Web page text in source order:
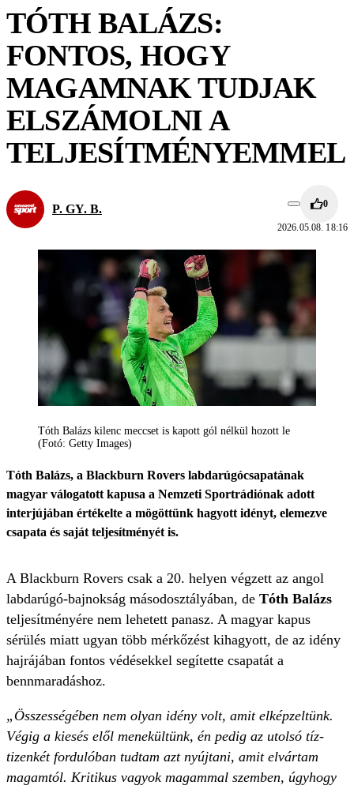
TÓTH BALÁZS:
FONTOS, HOGY
MAGAMNAK TUDJAK
ELSZÁMOLNI A
TELJESÍTMÉNYEMMEL
P. GY. B. 0
2026.05.08. 18:16
Tóth Balázs kilenc meccset is kapott gól nélkül hozott le
(Fotó: Getty Images)
Tóth Balázs, a Blackburn Rovers labdarúgócsapatának
magyar válogatott kapusa a Nemzeti Sportrádiónak adott
interjújában értékelte a mögöttünk hagyott idényt, elemezve
csapata és saját teljesítményét is.
A Blackburn Rovers csak a 20. helyen végzett az angol
labdarúgó-bajnokság másodosztályában, de Tóth Balázs
teljesítményére nem lehetett panasz. A magyar kapus
sérülés miatt ugyan több mérkőzést kihagyott, de az idény
hajrájában fontos védésekkel segítette csapatát a
bennmaradáshoz.
„Összességében nem olyan idény volt, amit elképzeltünk.
Végig a kiesés elől menekültünk, én pedig az utolsó tíz-
tizenkét fordulóban tudtam azt nyújtani, amit elvártam
magamtól. Kritikus vagyok magammal szemben, úgyhogy